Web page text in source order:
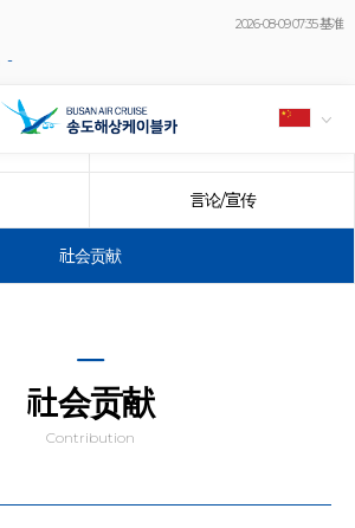
2026-08-09 07:35 基准
-
言论/宣传
社会贡献
社会贡献
Contribution